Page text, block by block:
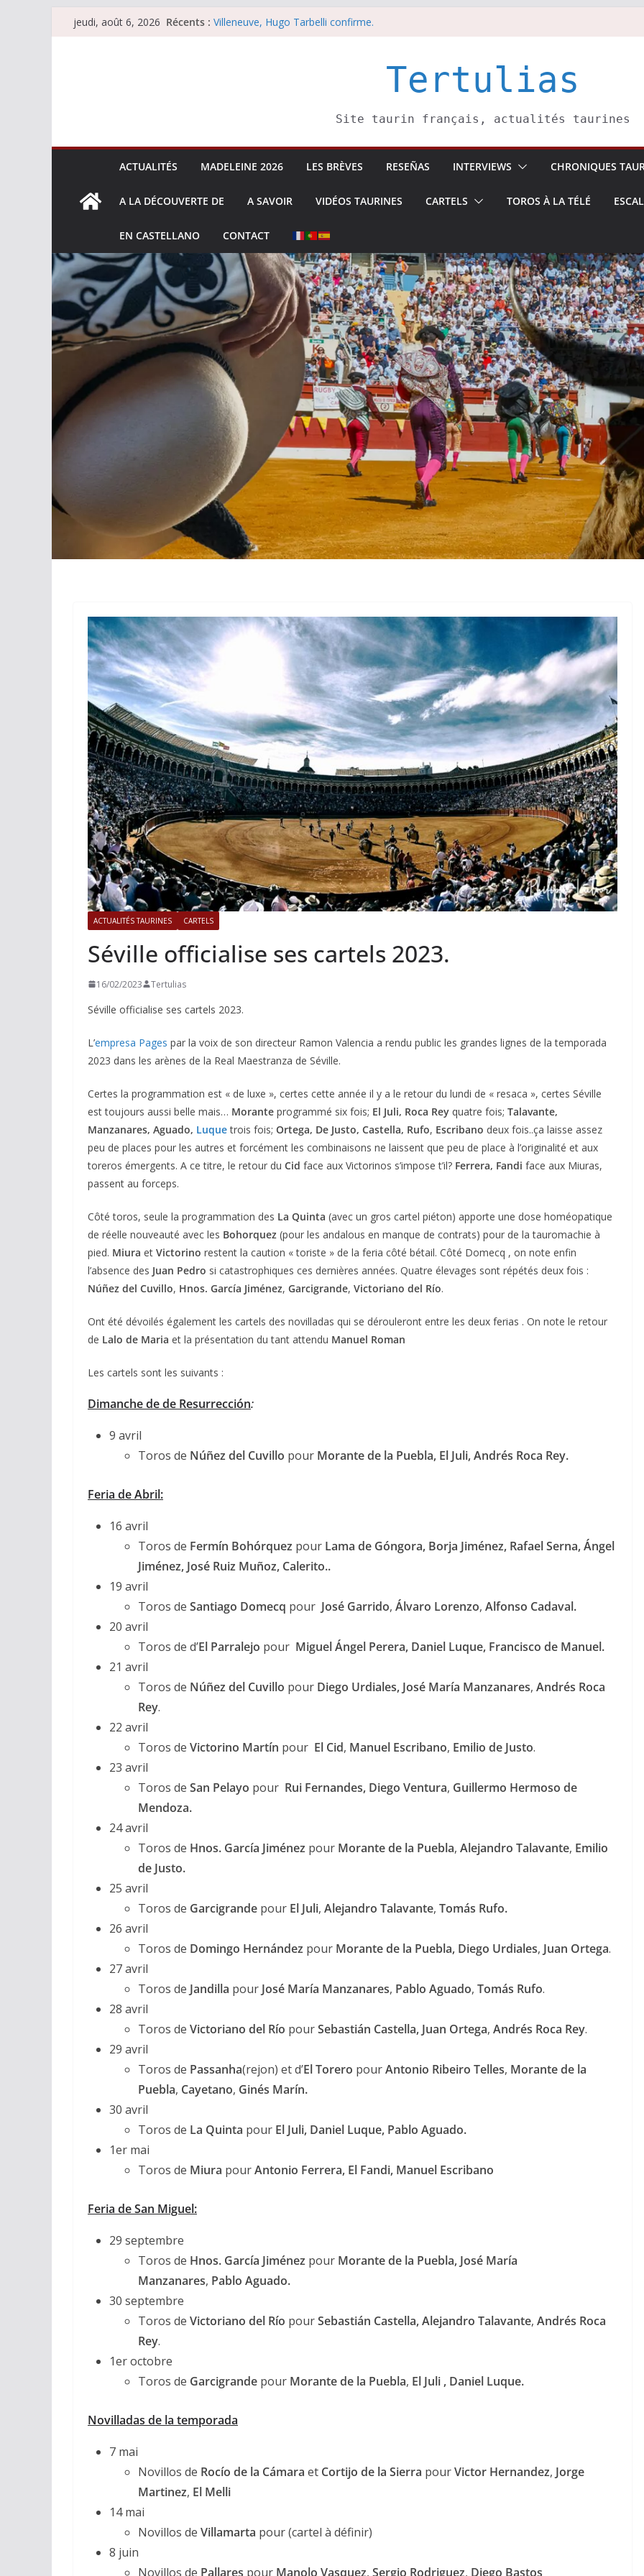
Passerjeudi, août 6, 2026 Récents : Villeneuve, Hugo Tarbelli confirme.
Tertulias
Site taurin français, actualités taurines
ACTUALITÉS MADELEINE 2026 LES BRÈVES RESEÑAS INTERVIEWS CHRONIQUES
A LA DÉCOUVERTE DE A SAVOIR VIDÉOS TAURINES CARTELS TOROS À LA TÉLÉ
EN CASTELLANO CONTACT
ACTUALITÉS TAURINES CARTELS
Séville officialise ses cartels 2023.
16/02/2023 Tertulias
Séville officialise ses cartels 2023.
L’empresa Pages par la voix de son directeur Ramon Valencia a rendu public les grandes lignes de la temporada
2023 dans les arènes de la Real Maestranza de Séville.
Certes la programmation est « de luxe », certes cette année il y a le retour du lundi de « resaca », certes Séville
est toujours aussi belle mais… Morante programmé six fois; El Juli, Roca Rey quatre fois; Talavante,
Manzanares, Aguado, Luque trois fois; Ortega, De Justo, Castella, Rufo, Escribano deux fois..ça laisse assez
peu de places pour les autres et forcément les combinaisons ne laissent que peu de place à l’originalité et aux
toreros émergents. A ce titre, le retour du Cid face aux Victorinos s’impose t’il? Ferrera, Fandi face aux Miuras,
passent au forceps.
Côté toros, seule la programmation des La Quinta (avec un gros cartel piéton) apporte une dose homéopatique
de réelle nouveauté avec les Bohorquez (pour les andalous en manque de contrats) pour de la tauromachie à
pied. Miura et Victorino restent la caution « toriste » de la feria côté bétail. Côté Domecq , on note enfin
l’absence des Juan Pedro si catastrophiques ces dernières années. Quatre élevages sont répétés deux fois :
Núñez del Cuvillo, Hnos. García Jiménez, Garcigrande, Victoriano del Río.
Ont été dévoilés également les cartels des novilladas qui se dérouleront entre les deux ferias . On note le retour
de Lalo de Maria et la présentation du tant attendu Manuel Roman
Les cartels sont les suivants :
Dimanche de de Resurrección:
9 avril
Toros de Núñez del Cuvillo pour Morante de la Puebla, El Juli,Andrés Roca Rey.
Feria de Abril:
16 avril
Toros de Fermín Bohórquez pour Lama de Góngora, Borja Jiménez, Rafael Serna, Ángel
Jiménez, José Ruiz Muñoz, Calerito..
19 avril
Toros de Santiago Domecq pour José Garrido, Álvaro Lorenzo, Alfonso Cadaval.
20 avril
Toros de d’El Parralejo pour Miguel Ángel Perera, Daniel Luque, Francisco de Manuel.
21 avril
Toros de Núñez del Cuvillo pour Diego Urdiales, José María Manzanares, Andrés Roca
Rey.
22 avril
Toros de Victorino Martín pour El Cid, Manuel Escribano, Emilio de Justo.
23 avril
Toros de San Pelayo pour Rui Fernandes, Diego Ventura, Guillermo Hermoso de
Mendoza.
24 avril
Toros de Hnos. García Jiménez pour Morante de la Puebla, Alejandro Talavante, Emilio
de Justo.
25 avril
Toros de Garcigrande pour El Juli, Alejandro Talavante, Tomás Rufo.
26 avril
Toros de Domingo Hernández pour Morante de la Puebla, Diego Urdiales, Juan Ortega.
27 avril
Toros de Jandilla pour José María Manzanares, Pablo Aguado, Tomás Rufo.
28 avril
Toros de Victoriano del Río pourSebastián Castella, Juan Ortega, Andrés Roca Rey.
29 avril
Toros de Passanha(rejon) et d’El Torero pourAntonio Ribeiro Telles, Morante de la
Puebla, Cayetano, Ginés Marín.
30 avril
Toros de La Quinta pour El Juli, Daniel Luque, Pablo Aguado.
1er mai
Toros de Miura pourAntonio Ferrera, El Fandi, Manuel Escribano
Feria de San Miguel:
29 septembre
Toros de Hnos. García Jiménez pour Morante de la Puebla, José María
Manzanares, Pablo Aguado.
30 septembre
Toros de Victoriano del Río pourSebastián Castella, Alejandro Talavante, Andrés Roca
Rey.
1er octobre
Toros de Garcigrande pour Morante de la Puebla, El Juli , Daniel Luque.
Novilladas de la temporada
7 mai
Novillos de Rocío de la Cámara et Cortijo de la Sierra pourVictor Hernandez, Jorge
Martinez, El Melli
14 mai
Novillos de Villamarta pour (cartel à définir)
8 juin
Novillos de Pallares pour Manolo Vasquez, Sergio Rodriguez, Diego Bastos
PHOTOS TAURINES 2026
Istres, l’ouverture en
photos
19/06/2026 Tertulias
ACTUALITÉS TAURINES PHOTOS TAURINES 2026
Bayonne, la corrida des
fêtes en photos
17/07/2026 Tertulias
Arles : au seuil des
Istres : la feria des